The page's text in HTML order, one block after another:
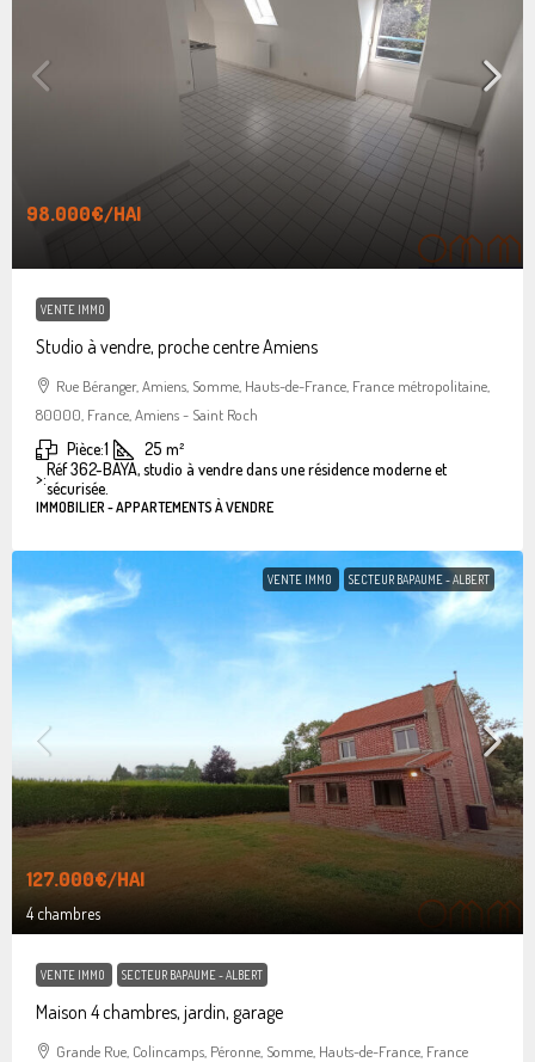
98.000€/HAI
VENTE IMMO
Studio à vendre, proche centre Amiens
Rue Béranger, Amiens, Somme, Hauts-de-France, France métropolitaine,
80000, France, Amiens - Saint Roch
Pièce:1 25 m²
>:Réf 362-BAYA, studio à vendre dans une résidence moderne et
sécurisée.
IMMOBILIER - APPARTEMENTS À VENDRE
VENTE IMMO SECTEUR BAPAUME - ALBERT
127.000€/HAI
4 chambres
VENTE IMMO SECTEUR BAPAUME - ALBERT
Maison 4 chambres, jardin, garage
Grande Rue, Colincamps, Péronne, Somme, Hauts-de-France, France